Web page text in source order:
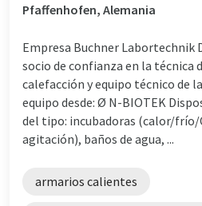
Pfaffenhofen, Alemania
Empresa Buchner Labortechnik
socio de confianza en la técnica
calefacción y equipo técnico de
equipo desde: Ø N-BIOTEK
del tipo: incubadoras (calor/frío/
agitación), baños de agua, ...
armarios calientes